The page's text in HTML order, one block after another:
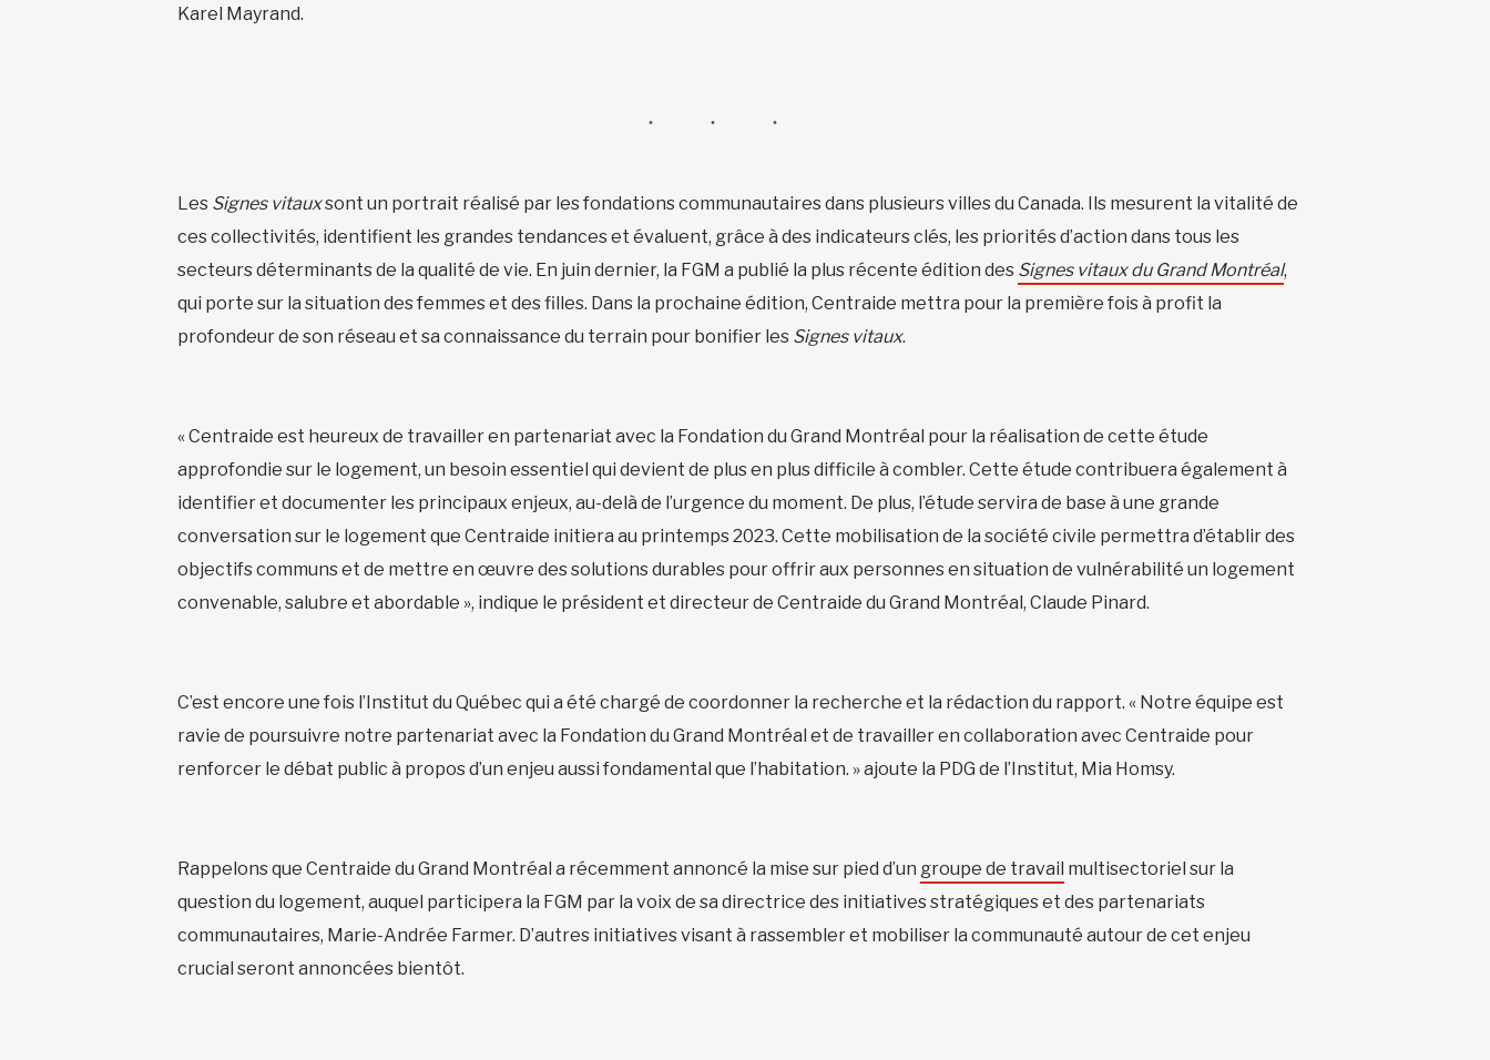
Karel Mayrand.
Les Signes vitauxsont un portrait réalisé par les fondations communautaires dans plusieurs villes du Canada. Ils mesurent la vitalité de
ces collectivités, identifient les grandes tendances et évaluent, grâce à des indicateurs clés, les priorités d’action dans tous les
secteurs déterminants de la qualité de vie. En juin dernier, la FGM a publié la plus récente édition des Signes vitaux du Grand Montréal,
qui porte sur la situation des femmes et des filles. Dans la prochaine édition, Centraide mettra pour la première fois à profit la
profondeur de son réseau et sa connaissance du terrain pour bonifier les Signes vitaux.
« Centraide est heureux de travailler en partenariat avec la Fondation du Grand Montréal pour la réalisation de cette étude
approfondie sur le logement, un besoin essentiel qui devient de plus en plus difficile à combler. Cette étude contribuera également à
identifier et documenter les principaux enjeux, au-delà de l’urgence du moment. De plus, l’étude servira de base à une grande
conversation sur le logement que Centraide initiera au printemps 2023. Cette mobilisation de la société civile permettra d’établir des
objectifs communs et de mettre en œuvre des solutions durables pour offrir aux personnes en situation de vulnérabilité un logement
convenable, salubre et abordable », indique le président et directeur de Centraide du Grand Montréal, Claude Pinard.
C’est encore une fois l’Institut du Québec qui a été chargé de coordonner la recherche et la rédaction du rapport. « Notre équipe est
ravie de poursuivre notre partenariat avec la Fondation du Grand Montréal et de travailler en collaboration avec Centraide pour
renforcer le débat public à propos d’un enjeu aussi fondamental que l’habitation. » ajoute la PDG de l’Institut, Mia Homsy.
Rappelons que Centraide du Grand Montréal a récemment annoncé la mise sur pied d’un groupe de travail multisectoriel sur la
question du logement, auquel participera la FGM par la voix de sa directrice des initiatives stratégiques et des partenariats
communautaires, Marie-Andrée Farmer. D’autres initiatives visant à rassembler et mobiliser la communauté autour de cet enjeu
crucial seront annoncées bientôt.